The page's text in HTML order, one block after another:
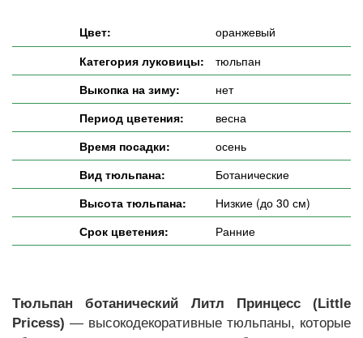
Цвет:
оранжевый
Категория луковицы:
тюльпан
Выкопка на зиму:
нет
Период цветения:
весна
Время посадки:
осень
Вид тюльпана:
Ботанические
Высота тюльпана:
Низкие (до 30 см)
Срок цветения:
Ранние
Тюльпан ботанический Литл Принцесс (Little
Pricess) — высокодекоративные тюльпаны, которые